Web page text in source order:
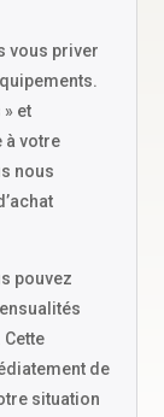
vous priver
et
à votre
nous
pouvez
de
situation